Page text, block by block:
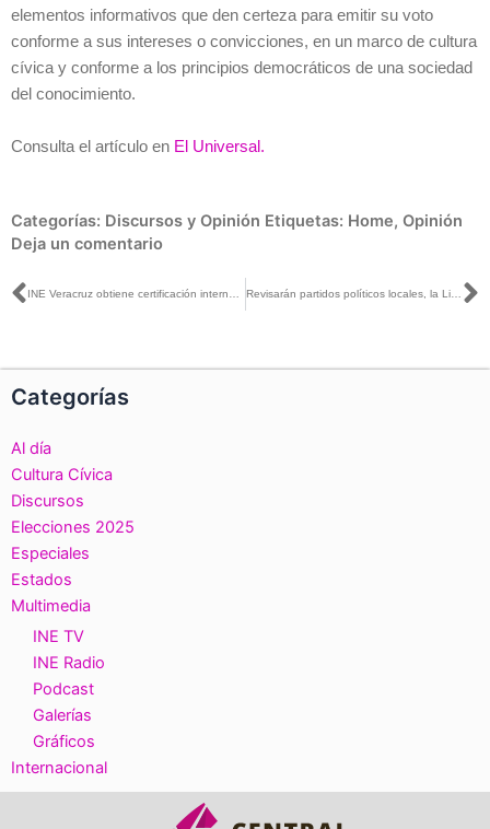
elementos informativos que den certeza para emitir su voto
conforme a sus intereses o convicciones, en un marco de cultura
cívica y conforme a los principios democráticos de una sociedad
del conocimiento.
Consulta el artículo en El Universal.
Categorías: Discursos y Opinión Etiquetas: Home, Opinión
Deja un comentario
Ant Revisarán partidos políticos locales, la Lista Nominal Electoral en Guerrero
Categorías
Al día
Cultura Cívica
Discursos
Elecciones 2025
Especiales
Estados
Multimedia
INE TV
INE Radio
Podcast
Galerías
Gráficos
Internacional